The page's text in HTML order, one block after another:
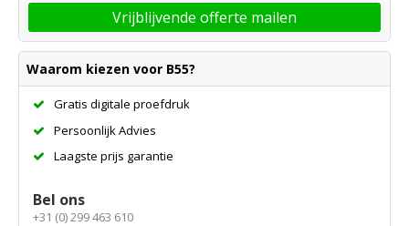
Vrijblijvende offerte mailen
Waarom kiezen voor B55?
Gratis digitale proefdruk
Persoonlijk Advies
Laagste prijs garantie
Bel ons
+31 (0) 299 463 610